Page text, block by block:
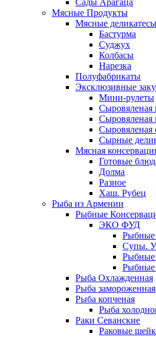
Сады Арагаца
Мясные Продукты
Мясные деликатесы
Бастурма
Суджух
Колбасы
Нарезка
Полуфабрикаты
Эксклюзивные
Мини-рулеты
Сыровяленая
Сыровяленая
Сыровяленая
Сырные
Мясная
Готовые
Долма
Разное
Хаш. Рубец
Рыба из Армении
Рыбные
ЭКО ФУД
Рыбные
Супы.
Рыбные
Рыбные
Рыба Охлажденная
Рыба замороженная
Рыба копченая
Рыба
Раки Севанские
Раковые